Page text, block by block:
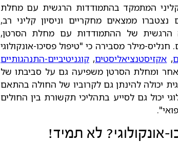
המתמקד בהתמודדות הרגשית עם מחלת
נצטברו ממצאים מחקריים וניסיון קליני רב,
הרגשית של ההתמודדות עם מחלת הסרטן,
מילר מסבירה כי "טיפול פסיכו-אונקולוגי
, אקזיסטנציאליסטים,קוגניטיביים-התנהגותיים
ומחלת הסרטן משפיעה גם על סביבתו של
יכולה להינתן גם לקרוביו של החולה בהתאם
יכול גם לסייע בתהליכי תקשורת בין החולים
לא תמיד!